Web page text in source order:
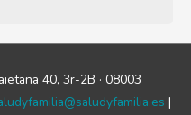
40, 3r-2B · 08003
|